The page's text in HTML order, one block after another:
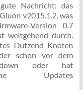
Nachricht: das
v2015.1.2, was
Version 0.7
weitgehend durch.
Dutzend Knoten
schon vor dem
oder hat
Updates